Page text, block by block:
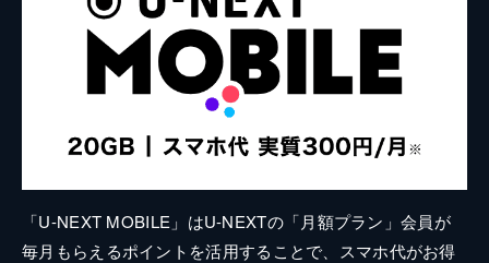
「U-NEXT MOBILE」はU-NEXTの「月額プラン」会員が
毎月もらえるポイントを活用することで、スマホ代がお得